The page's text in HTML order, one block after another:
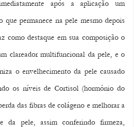
após a aplicação um
que permanece na pele mesmo depois
como destaque em sua composição o
clareador multifuncional da pele, e o
o envelhecimento da pele causado
os níveis de Cortisol (hormônio do
das fibras de colágeno e melhorar a
da pele, assim conferindo firmeza,